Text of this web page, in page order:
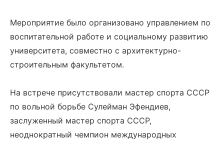
Мероприятие было организовано управлением по
воспитательной работе и социальному развитию
университета, совместно с архитектурно-
строительным факультетом.
На встрече присутствовали мастер спорта СССР
по вольной борьбе Сулейман Эфендиев,
заслуженный мастер спорта СССР,
неоднократный чемпион международных